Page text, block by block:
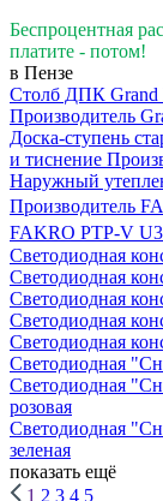
Беспроцентная
платите - потом!
в Пензе
Столб ДПК Grand
Производитель
Доска-ступень
и тиснение
Наружный
Производитель
FAKRO PTP-V U3
Светодиодная
Светодиодная
Светодиодная
Светодиодная
Светодиодная
Светодиодная
Светодиодная
розовая
Светодиодная
зеленая
показать ещё
1 2 3 4 5